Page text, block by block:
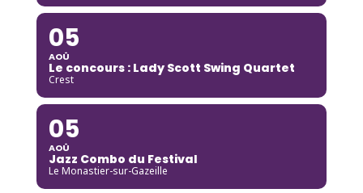
05
AOÛ
Le concours : Lady Scott Swing Quartet
Crest
05
AOÛ
Jazz Combo du Festival
Le Monastier-sur-Gazeille